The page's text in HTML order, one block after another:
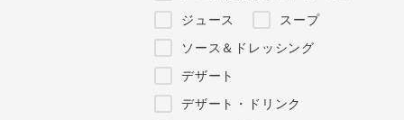
ジュース
スープ
ソース＆ドレッシング
デザート
デザート・ドリンク